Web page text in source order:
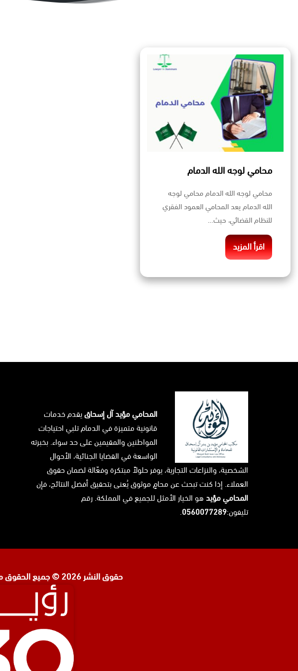
محامي لوجه الله الدمام
محامي لوجه الله الدمام محامي لوجه
الله الدمام يعد المحامي العمود الفقري
للنظام القضائي، حيث…
اقرأ المزيد
المحامي مؤيد آل إسحاقيقدم خدمات
قانونية متميزة في الدمام تلبي احتياجات
المواطنين والمقيمين على حد سواء. بخبرته
الواسعة في القضايا الجنائية، الأحوال
الشخصية، والنزاعات التجارية، يوفر حلولاً مبتكرة وفعّالة لضمان حقوق
العملاء. إذا كنت تبحث عن محامٍ موثوق يُعنى بتحقيق أفضل النتائج، فإن
المحامي مؤيد هو الخيار الأمثل للجميع في المملكة. رقم
تليفون:0560077289
.
حقوق النشر 2026 © جميع الحقوق محفوظة لدى